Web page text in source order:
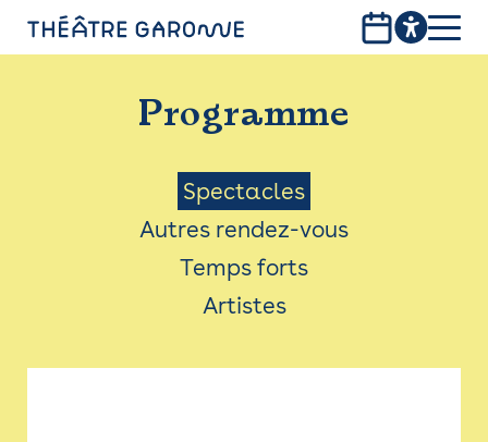
PROGRAMME
INFOS PRATIQUES
AVEC LES PUBLICS
ACCESSIBILITÉ
LES PRODUCTIONS
Programme
Menu
Saison
Spectacles
Autres rendez-vous
Temps forts
Artistes